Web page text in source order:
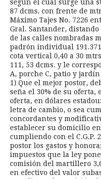
según el cual surge una
87 dcms. con frente de
Máximo Tajes No. 7226
Gral. Santander,
de las calles nombradas
padrón individual
cota vertical 0,40 a 30
111, 53 dcms. y le
A, porche C, patio y jardín
1) Que el mejor postor,
seña el 30% de su oferta,
oferta, en dólares
letra de cambio, o sea
concordantes y
establecer su domicilio
cumpliendo con el C.G.P.
postor los gastos y
impuestos que la ley
comisión del martillero
en efectivo del valor